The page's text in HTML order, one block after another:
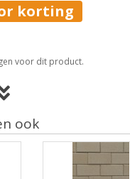
korting
voor dit product.
ook